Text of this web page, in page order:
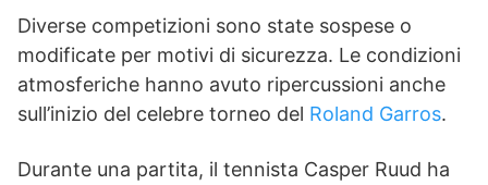
Diverse competizioni sono state sospese o
modificate per motivi di sicurezza. Le condizioni
atmosferiche hanno avuto ripercussioni anche
sull’inizio del celebre torneo del Roland Garros.
Durante una partita, il tennista Casper Ruud ha